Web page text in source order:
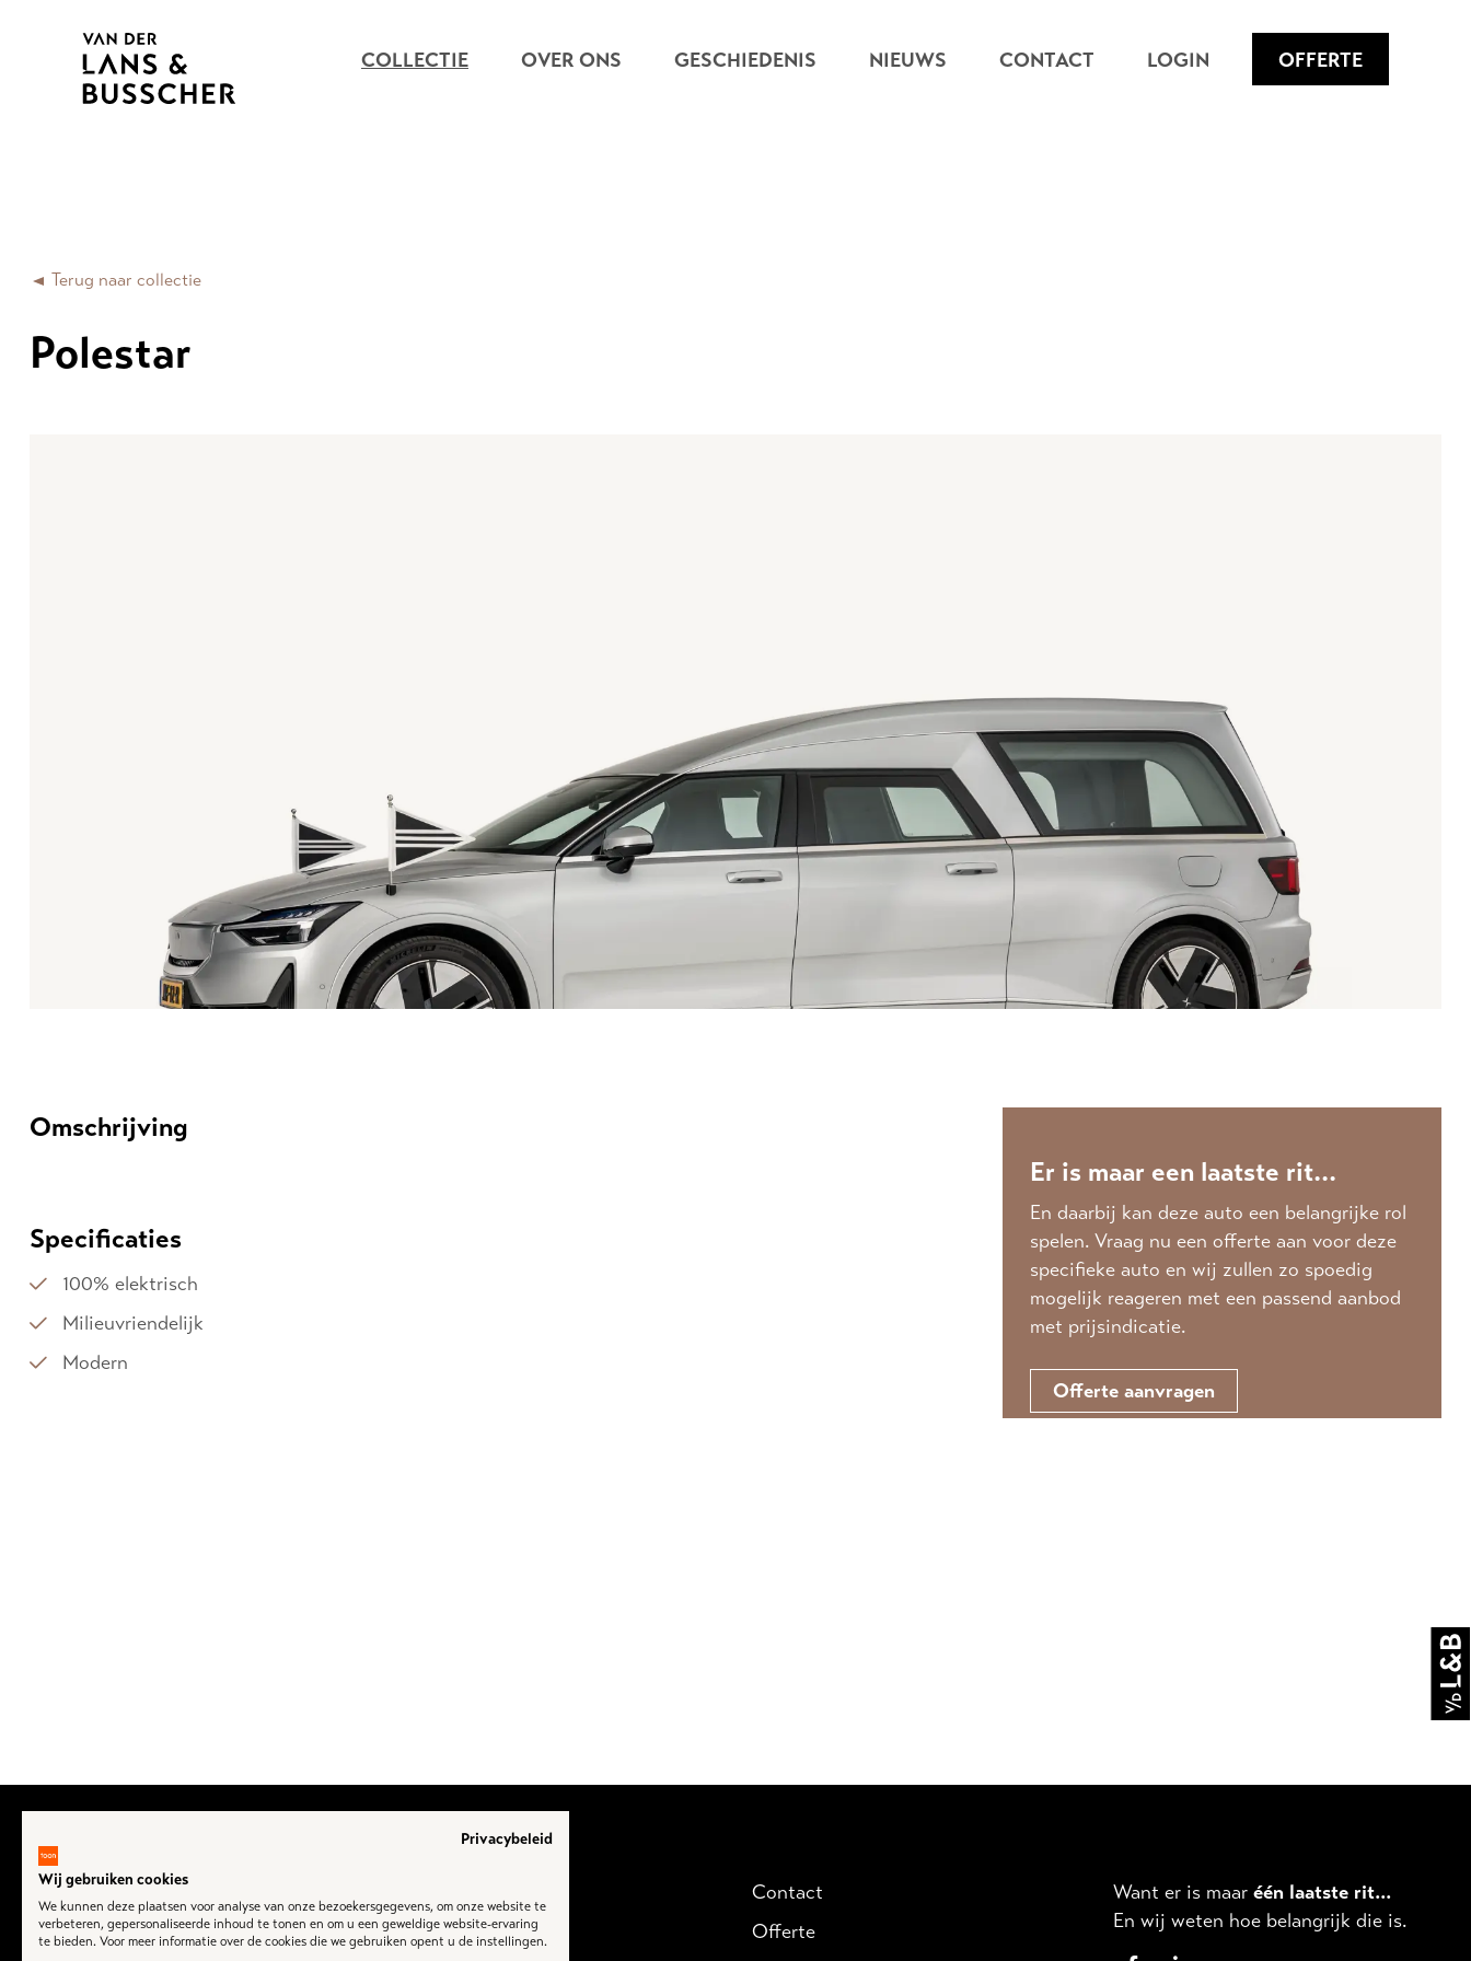
COLLECTIE OVER ONS GESCHIEDENIS NIEUWS CONTACT LOGIN OFFERTE
Terug naar collectie
Polestar
Omschrijving
Specificaties
100% elektrisch
Milieuvriendelijk
Modern
Er is maar een laatste rit...
En daarbij kan deze auto een belangrijke rol
spelen. Vraag nu een offerte aan voor deze
specifieke auto en wij zullen zo spoedig
mogelijk reageren met een passend aanbod
met prijsindicatie.
Offerte aanvragen
Over ons
Contact
Offerte
Want er is maar één laatste rit...
En wij weten hoe belangrijk die is.
Privacybeleid
Wij gebruiken cookies
We kunnen deze plaatsen voor analyse van onze bezoekersgegevens, om onze website te
verbeteren, gepersonaliseerde inhoud te tonen en om u een geweldige website-ervaring
te bieden. Voor meer informatie over de cookies die we gebruiken opent u de instellingen.